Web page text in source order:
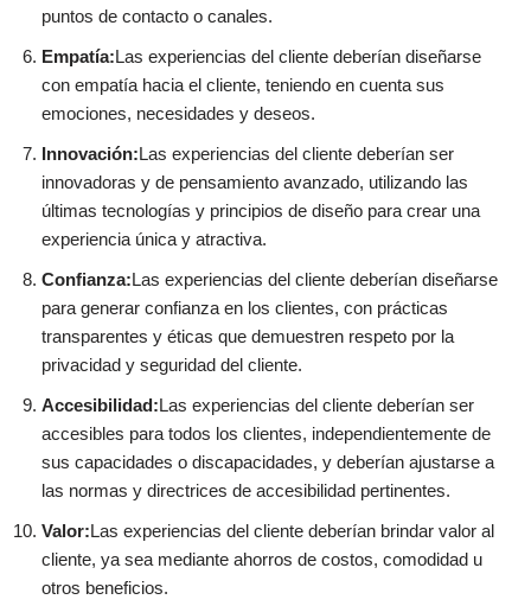
puntos de contacto o canales.
Empatía:Las experiencias del cliente deberían diseñarse
con empatía hacia el cliente, teniendo en cuenta sus
emociones, necesidades y deseos.
Innovación:Las experiencias del cliente deberían ser
innovadoras y de pensamiento avanzado, utilizando las
últimas tecnologías y principios de diseño para crear una
experiencia única y atractiva.
Confianza:Las experiencias del cliente deberían diseñarse
para generar confianza en los clientes, con prácticas
transparentes y éticas que demuestren respeto por la
privacidad y seguridad del cliente.
Accesibilidad:Las experiencias del cliente deberían ser
accesibles para todos los clientes, independientemente de
sus capacidades o discapacidades, y deberían ajustarse a
las normas y directrices de accesibilidad pertinentes.
Valor:Las experiencias del cliente deberían brindar valor al
cliente, ya sea mediante ahorros de costos, comodidad u
otros beneficios.